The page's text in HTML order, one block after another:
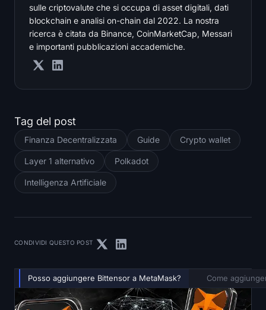
sulle criptovalute che si occupa di asset digitali, dati
blockchain e analisi on-chain dal 2022. La nostra
ricerca è citata da Binance, CoinMarketCap, Messari
e importanti pubblicazioni accademiche.
Tag del post
Finanza Decentralizzata Guide Crypto wallet
Layer 1 alternativo Polkadot
Intelligenza Artificiale
CONDIVIDI QUESTO POST
Posso aggiungere Bittensor a MetaMask? Come